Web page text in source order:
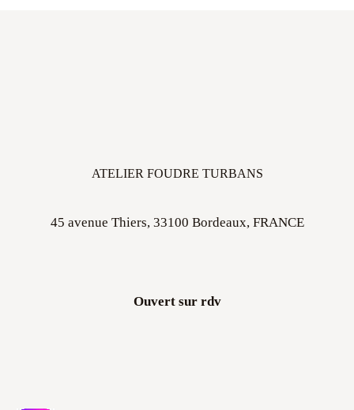
ATELIER FOUDRE TURBANS
45 avenue Thiers, 33100 Bordeaux, FRANCE
Ouvert sur rdv